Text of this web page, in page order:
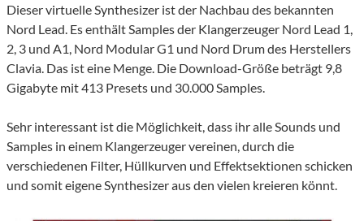
Dieser virtuelle Synthesizer ist der Nachbau des bekannten
Nord Lead. Es enthält Samples der Klangerzeuger Nord Lead 1,
2, 3 und A1, Nord Modular G1 und Nord Drum des Herstellers
Clavia. Das ist eine Menge. Die Download-Größe beträgt 9,8
Gigabyte mit 413 Presets und 30.000 Samples.
Sehr interessant ist die Möglichkeit, dass ihr alle Sounds und
Samples in einem Klangerzeuger vereinen, durch die
verschiedenen Filter, Hüllkurven und Effektsektionen schicken
und somit eigene Synthesizer aus den vielen kreieren könnt.